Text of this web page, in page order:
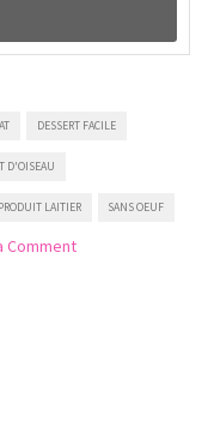
DESSERT FACILE
D'OISEAU
PRODUIT LAITIER SANS OEUF
Commenton